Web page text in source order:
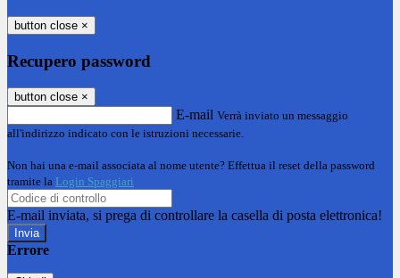
button close ×
Recupero password
button close ×
E-mail Verrà inviato un messaggio
all'indirizzo indicato con le istruzioni necessarie.
Non hai una e-mail associata al nome utente? Effettua il reset della password
tramite la Login Spaggiari
E-mail inviata, si prega di controllare la casella di posta elettronica!
Errore